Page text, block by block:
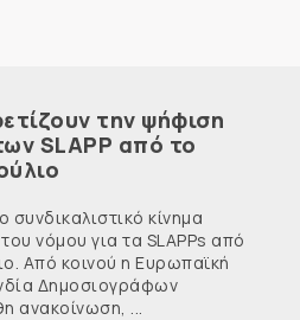
την ψήφιση
SLAPP από το
κίνημα
νόμου για τα SLAPPs από
Από κοινού η Ευρωπαϊκή
Δημοσιογράφων
ανακοίνωση, ...